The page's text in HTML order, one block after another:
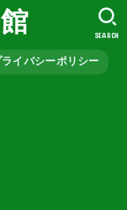
ライバシーポリシー
SEARCH